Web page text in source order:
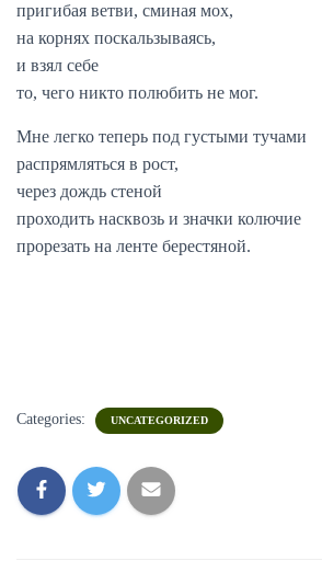
пригибая ветви, сминая мох,
на корнях поскальзываясь,
и взял себе
то, чего никто полюбить не мог.
Мне легко теперь под густыми тучами
распрямляться в рост,
через дождь стеной
проходить насквозь и значки колючие
прорезать на ленте берестяной.
Categories: UNCATEGORIZED